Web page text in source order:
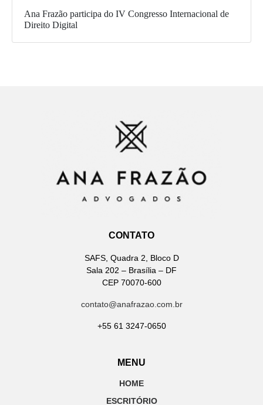
Ana Frazão participa do IV Congresso Internacional de
Direito Digital
CONTATO
SAFS, Quadra 2, Bloco D
Sala 202 – Brasília – DF
CEP 70070-600
contato@anafrazao.com.br
+55 61 3247-0650
MENU
HOME
ESCRITÓRIO